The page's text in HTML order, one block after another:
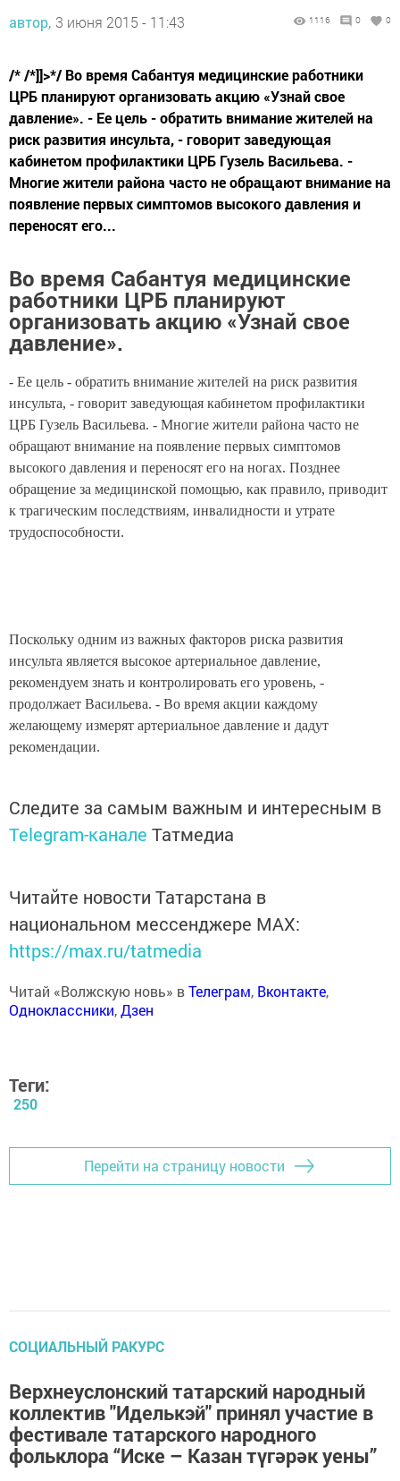
автор, 3 июня 2015 - 11:43 1116 0 0
/* /*]]>*/ Во время Сабантуя медицинские работники
ЦРБ планируют организовать акцию «Узнай свое
давление». - Ее цель - обратить внимание жителей на
риск развития инсульта, - говорит заведующая
кабинетом профилактики ЦРБ Гузель Васильева. -
Многие жители района часто не обращают внимание на
появление первых симптомов высокого давления и
переносят его...
Во время Сабантуя медицинские
работники ЦРБ планируют
организовать акцию «Узнай свое
давление».
- Ее цель - обратить внимание жителей на риск развития
инсульта, - говорит заведующая кабинетом профилактики
ЦРБ Гузель Васильева. - Многие жители района часто не
обращают внимание на появление первых симптомов
высокого давления и переносят его на ногах. Позднее
обращение за медицинской помощью, как правило, приводит
к трагическим последствиям, инвалидности и утрате
трудоспособности.
Поскольку одним из важных факторов риска развития
инсульта является высокое артериальное давление,
рекомендуем знать и контролировать его уровень, -
продолжает Васильева. - Во время акции каждому
желающему измерят артериальное давление и дадут
рекомендации.
Следите за самым важным и интересным в
Telegram-канале Татмедиа
Читайте новости Татарстана в
национальном мессенджере MАХ:
https://max.ru/tatmedia
Читай «Волжскую новь» вТелеграм, Вконтакте,
Одноклассники,Дзен
Теги:
250
Перейти на страницу новости
СОЦИАЛЬНЫЙ РАКУРС
Верхнеуслонский татарский народный
коллектив "Иделькэй" принял участие в
фестивале татарского народного
фольклора “Иске – Казан түгәрәк уены”